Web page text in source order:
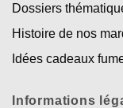
Dossiers
Histoire de nos
Idées cadeaux
Informations